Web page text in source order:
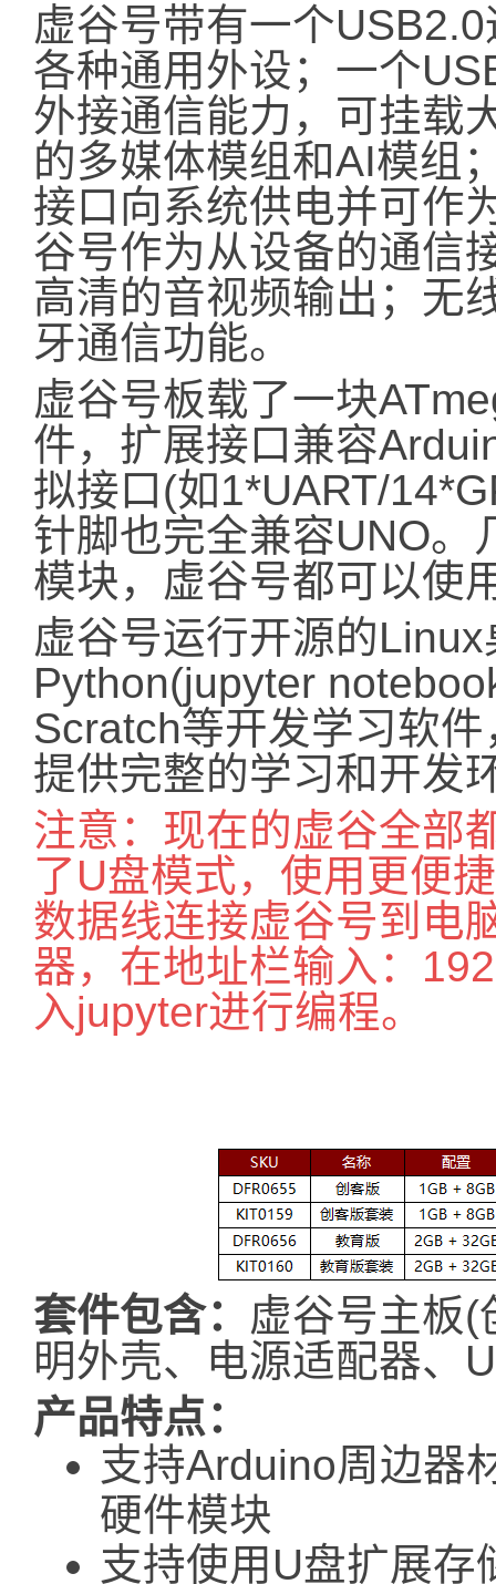
虚谷号带有一个
各种通用外设；一个
外接通信能力，可挂载
的多媒体模组和AI模组
接口向系统供电并可作
谷号作为从设备的通信
高清的音视频输出；无
牙通信功能。
虚谷号板载了一块
件，扩展接口兼容
拟接口(如1*UART/
针脚也完全兼容UNO。
模块，虚谷号都可以使
虚谷号运行开源的
Python(jupyter
Scratch等开发学习软
提供完整的学习和开发
注意：现在的虚谷全部
了U盘模式，使用更便
数据线连接虚谷号到电
器，在地址栏输入：
入jupyter进行编程。
套件包含： 虚谷号主板(
明外壳、电源适配器、
产品特点：
支持Arduino周边器
硬件模块
支持使用U盘扩展